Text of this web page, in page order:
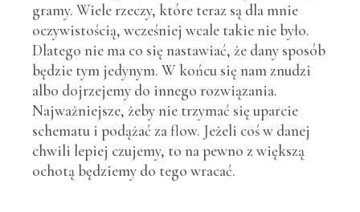
gramy. Wiele rzeczy, które teraz są dla mnie
oczywistością, wcześniej wcale takie nie było.
Dlatego nie ma co się nastawiać, że dany sposób
będzie tym jedynym. W końcu się nam znudzi
albo dojrzejemy do innego rozwiązania.
Najważniejsze, żeby nie trzymać się uparcie
schematu i podążać za flow. Jeżeli coś w danej
chwili lepiej czujemy, to na pewno z większą
ochotą będziemy do tego wracać.